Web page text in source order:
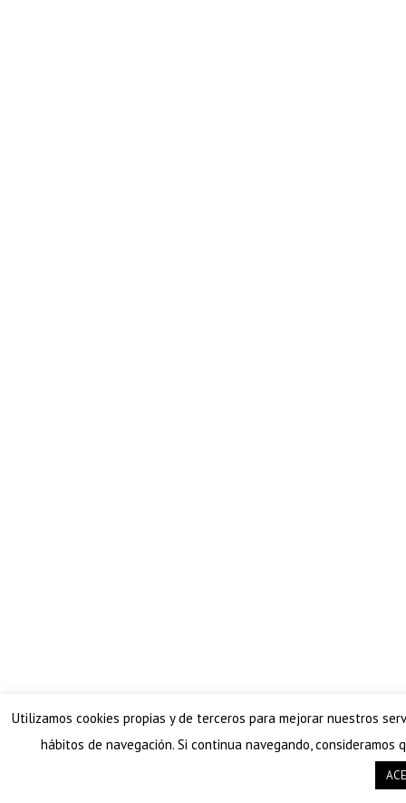
Utilizamos cookies propias y de terceros para mejorar nuestros
hábitos de navegación. Si continua navegando,